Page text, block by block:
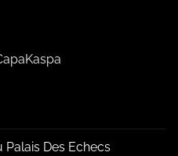
Palais Des Echecs